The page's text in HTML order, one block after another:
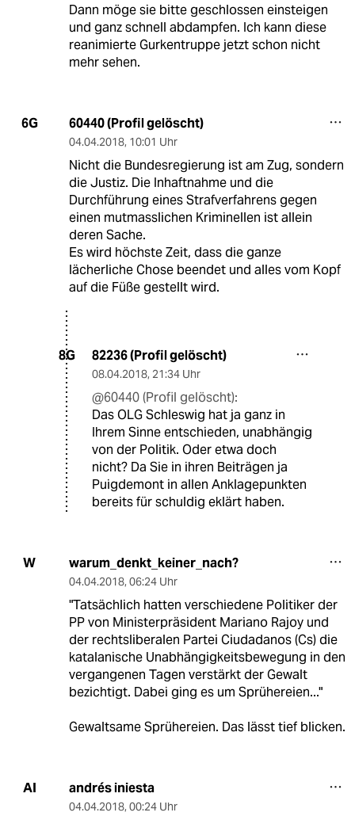
Dann möge sie bitte geschlossen einsteigen
und ganz schnell abdampfen. Ich kann diese
reanimierte Gurkentruppe jetzt schon nicht
mehr sehen.
6G 60440 (Profil gelöscht)
04.04.2018, 10:01 Uhr
Nicht die Bundesregierung ist am Zug, sondern
die Justiz. Die Inhaftnahme und die
Durchführung eines Strafverfahrens gegen
einen mutmasslichen Kriminellen ist allein
deren Sache.
Es wird höchste Zeit, dass die ganze
lächerliche Chose beendet und alles vom Kopf
auf die Füße gestellt wird.
8G 82236 (Profil gelöscht)
08.04.2018, 21:34 Uhr
@60440 (Profil gelöscht):
Das OLG Schleswig hat ja ganz in
Ihrem Sinne entschieden, unabhängig
von der Politik. Oder etwa doch
nicht? Da Sie in ihren Beiträgen ja
Puigdemont in allen Anklagepunkten
bereits für schuldig eklärt haben.
W warum_denkt_keiner_nach?
04.04.2018, 06:24 Uhr
"Tatsächlich hatten verschiedene Politiker der
PP von Ministerpräsident Mariano Rajoy und
der rechtsliberalen Partei Ciudadanos (Cs) die
katalanische Unabhängigkeitsbewegung in den
vergangenen Tagen verstärkt der Gewalt
bezichtigt. Dabei ging es um Sprühereien..."
Gewaltsame Sprühereien. Das lässt tief blicken.
AI andrés iniesta
04.04.2018, 00:24 Uhr